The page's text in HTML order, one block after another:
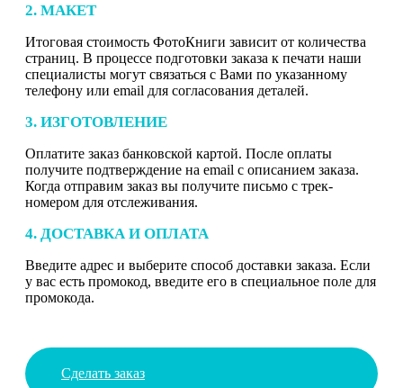
2. МАКЕТ
Итоговая стоимость ФотоКниги зависит от количества
страниц. В процессе подготовки заказа к печати наши
специалисты могут связаться с Вами по указанному
телефону или email для согласования деталей.
3. ИЗГОТОВЛЕНИЕ
Оплатите заказ банковской картой. После оплаты
получите подтверждение на email с описанием заказа.
Когда отправим заказ вы получите письмо с трек-
номером для отслеживания.
4. ДОСТАВКА И ОПЛАТА
Введите адрес и выберите способ доставки заказа. Если
у вас есть промокод, введите его в специальное поле для
промокода.
Сделать заказ